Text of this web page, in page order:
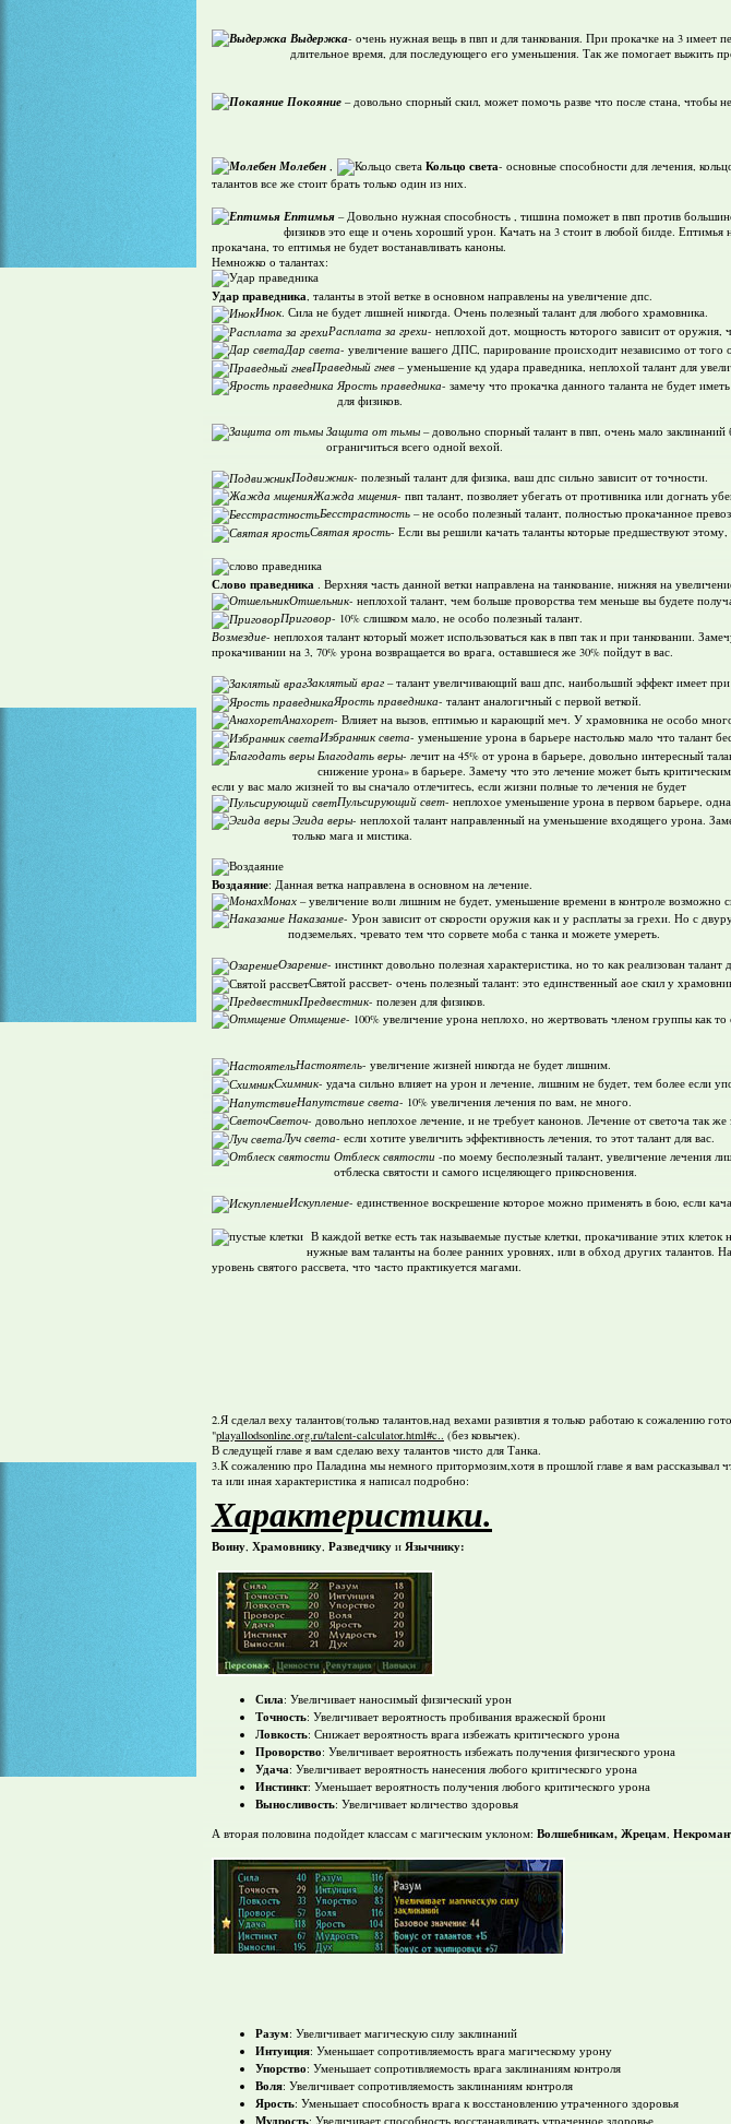
Выдержка- очень нужная вещь в пвп и для танкования. При прокачке на 3 имеет
длительное время, для последующего его уменьшения. Так же помогает выжить
Покояние – довольно спорный скил, может помочь разве что после стана, чтобы
Молебен , Кольцо света- основные способности для лечения,
талантов все же стоит брать только один из них.
Ептимья – Довольно нужная способность , тишина поможет в пвп против
физиков это еще и очень хороший урон. Качать на 3 стоит в любой билде. Ептимья
прокачана, то ептимья не будет востанавливать каноны.
Немножко о талантах:
Удар праведника, таланты в этой ветке в основном направлены на увеличение дпс.
Инок. Сила не будет лишней никогда. Очень полезный талант для любого храмовника.
Расплата за грехи- неплохой дот, мощность которого зависит от
Дар света- увеличение вашего ДПС, парирование происходит независимо от того
Праведный гнев – уменьшение кд удара праведника, неплохой талант для
Ярость праведника- замечу что прокачка данного таланта не будет
для физиков.
Защита от тьмы – довольно спорный талант в пвп, очень мало
ограничиться всего одной вехой.
Подвижник- полезный талант для физика, ваш дпс сильно зависит от точности.
Жажда мщения- пвп талант, позволяет убегать от противника или догнать
Бесстрастность – не особо полезный талант, полностью прокачанное
Святая ярость- Если вы решили качать таланты которые предшествуют этому,
Слово праведника . Верхняя часть данной ветки направлена на танкование, нижняя на
Отшельник- неплохой талант, чем больше проворства тем меньше вы будете
Приговор- 10% слишком мало, не особо полезный талант.
Возмездие- неплохоя талант который может использоваться как в пвп так и при танковании.
прокачивании на 3, 70% урона возвращается во врага, оставшиеся же 30% пойдут в вас.
Заклятый враг – талант увеличивающий ваш дпс, наибольший эффект имеет
Ярость праведника- талант аналогичный с первой веткой.
Анахорет- Влияет на вызов, ептимью и карающий меч. У храмовника не особо
Избранник света- уменьшение урона в барьере настолько мало что талант
Благодать веры- лечит на 45% от урона в барьере, довольно интересный
снижение урона» в барьере. Замечу что это лечение может быть
если у вас мало жизней то вы сначало отлечитесь, если жизни полные то лечения не будет
Пульсирующий свет- неплохое уменьшение урона в первом барьере,
Эгида веры- неплохой талант направленный на уменьшение входящего урона.
только мага и мистика.
Воздаяние: Данная ветка направлена в основном на лечение.
Монах – увеличение воли лишним не будет, уменьшение времени в контроле возможно
Наказание- Урон зависит от скорости оружия как и у расплаты за грехи. Но с
подземельях, чревато тем что сорвете моба с танка и можете умереть.
Озарение- инстинкт довольно полезная характеристика, но то как реализован
Святой рассвет- очень полезный талант: это единственный аое скил у
Предвестник- полезен для физиков.
Отмщение- 100% увеличение урона неплохо, но жертвовать членом группы как
Настоятель- увеличение жизней никогда не будет лишним.
Схимник- удача сильно влияет на урон и лечение, лишним не будет, тем более если
Напутствие света- 10% увеличения лечения по вам, не много.
Светоч- довольно неплохое лечение, и не требует канонов. Лечение от светоча так
Луч света- если хотите увеличить эффективность лечения, то этот талант для вас.
Отблеск святости -по моему бесполезный талант, увеличение лечения
отблеска святости и самого исцеляющего прикосновения.
Искупление- единственное воскрешение которое можно применять в бою, если
В каждой ветке есть так называемые пустые клетки, прокачивание этих
нужные вам таланты на более ранних уровнях, или в обход других талантов.
уровень святого рассвета, что часто практикуется магами.
2.Я сделал веху талантов(только талантов,над вехами разивтия я только работаю к сожалению
"playallodsonline.org.ru/talent-calculator.html#c..
(без ковычек).
В следущей главе я вам сделаю веху талантов чисто для Танка.
3.К сожалению про Паладина мы немного притормозим,хотя в прошлой главе я вам рассказывал
та или иная характеристика я написал подробно:
Характеристики.
Воину Храмовнику Разведчику и Язычнику:
Сила: Увеличивает наносимый физический урон
Точность: Увеличивает вероятность пробивания вражеской брони
Ловкость: Снижает вероятность врага избежать критического урона
Проворство: Увеличивает вероятность избежать получения физического урона
Удача: Увеличивает вероятность нанесения любого критического урона
Инстинкт: Уменьшает вероятность получения любого критического урона
Выносливость: Увеличивает количество здоровья
А вторая половина подойдет классам с магическим уклоном: Волшебникам,Жрецам,
Разум: Увеличивает магическую силу заклинаний
Интуиция: Уменьшает сопротивляемость врага магическому урону
Упорство: Уменьшает сопротивляемость врага заклинаниям контроля
Воля: Увеличивает сопротивляемость заклинаниям контроля
Ярость: Уменьшает способность врага к восстановлению утраченного здоровья
Мудрость: Увеличивает способность восстанавливать утраченное здоровье